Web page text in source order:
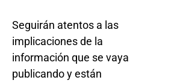
Seguirán atentos a las
implicaciones de la
información que se vaya
publicando y están